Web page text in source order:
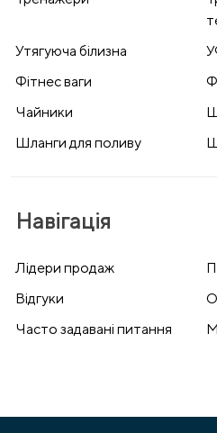
Утягуюча білизна
Фітнес ваги
Чайники
Шланги для поливу
Навігація
Лідери продаж
Відгуки
Часто задавані питання